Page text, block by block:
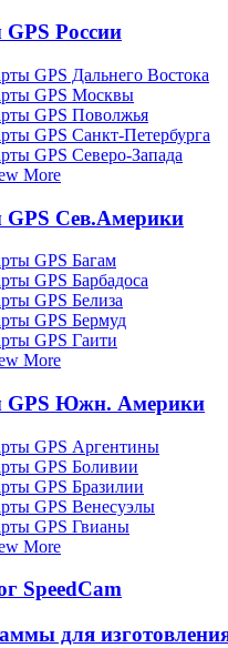
России
GPS Дальнего Востока
GPS Москвы
GPS Поволжья
GPS Санкт-Петербурга
GPS Северо-Запада
More
Сев.Америки
GPS Багам
GPS Барбадоса
GPS Белиза
GPS Бермуд
GPS Гаити
More
GPS Южн. Америки
GPS Аргентины
GPS Боливии
GPS Бразилии
GPS Венесуэлы
GPS Гвианы
More
SpeedCam
для